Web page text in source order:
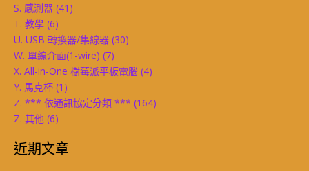
S. 感測器 (41)
T. 教學 (6)
U. USB 轉換器/集線器 (30)
W. 單線介面(1-wire) (7)
X. All-in-One 樹莓派平板電腦 (4)
Y. 馬克杯 (1)
Z. *** 依通訊協定分類 *** (164)
Z. 其他 (6)
近期文章